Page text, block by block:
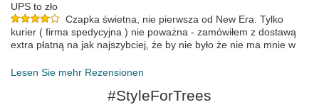
UPS to zło
Czapka świetna, nie pierwsza od New Era. Tylko
kurier ( firma spedycyjna ) nie poważna - zamówiłem z dostawą
extra płatną na jak najszybciej, że by nie było że nie ma mnie w
stwierdził że nie ma obowiązku zadzwonić że bym zszedł odebrać
... ) i wklepał dostarczono i z bańki. Czapkę zawiózł do jakiegoś
Lesen Sie mehr Rezensionen
#StyleForTrees